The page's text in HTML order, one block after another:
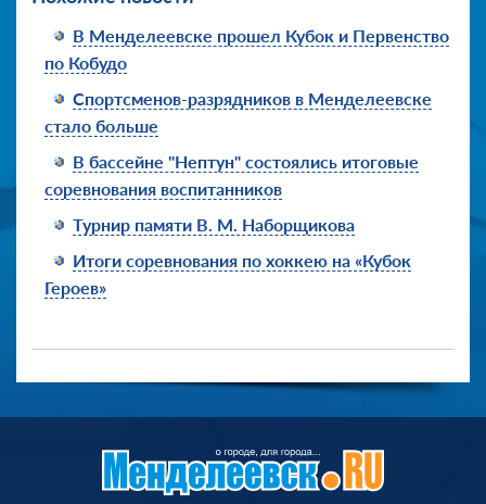
В Менделеевске прошел Кубок и Первенство
по Кобудо
Спортсменов-разрядников в Менделеевске
стало больше
В бассейне "Нептун" состоялись итоговые
соревнования воспитанников
Турнир памяти В. М. Наборщикова
Итоги соревнования по хоккею на «Кубок
Героев»